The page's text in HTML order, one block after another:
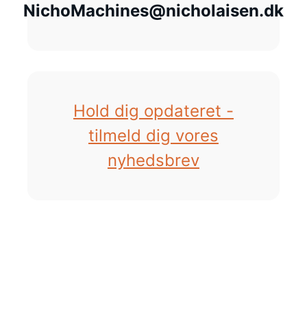
NichoMachines@nicholaisen.dk
Hold dig opdateret -
tilmeld dig vores
nyhedsbrev